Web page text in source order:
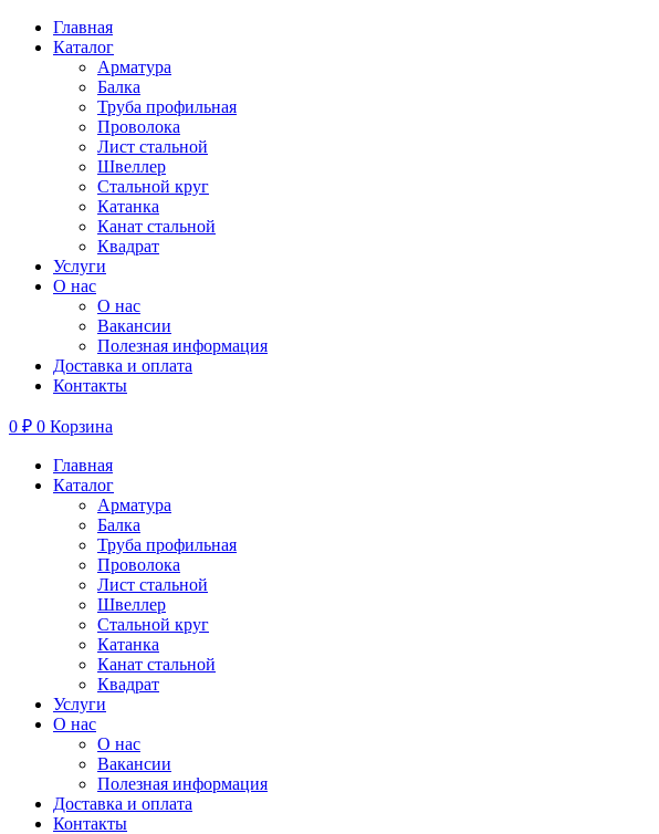
Главная
Каталог
Арматура
Балка
Труба профильная
Проволока
Лист стальной
Швеллер
Стальной круг
Катанка
Канат стальной
Квадрат
Услуги
О нас
О нас
Вакансии
Полезная информация
Доставка и оплата
Контакты
0 ₽ 0 Корзина
Главная
Каталог
Арматура
Балка
Труба профильная
Проволока
Лист стальной
Швеллер
Стальной круг
Катанка
Канат стальной
Квадрат
Услуги
О нас
О нас
Вакансии
Полезная информация
Доставка и оплата
Контакты